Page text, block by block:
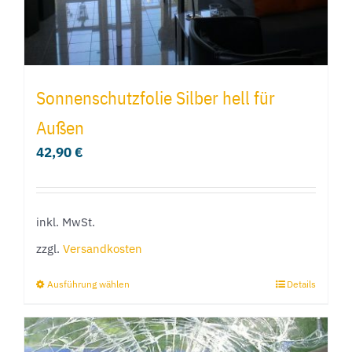
gewählt
werden
Sonnenschutzfolie Silber hell für
Außen
42,90€
inkl. MwSt.
zzgl. Versandkosten
Ausführung wählen
weist
Details